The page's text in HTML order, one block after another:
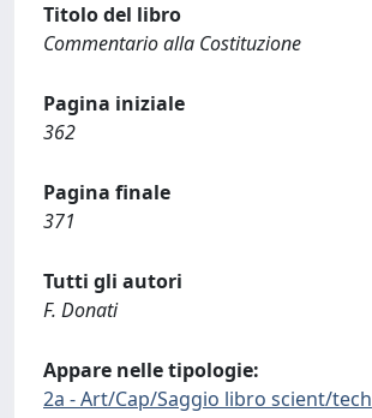
Titolo del libro
Commentario alla Costituzione
Pagina iniziale
362
Pagina finale
371
Tutti gli autori
F. Donati
Appare nelle tipologie:
2a - Art/Cap/Saggio libro scient/tech